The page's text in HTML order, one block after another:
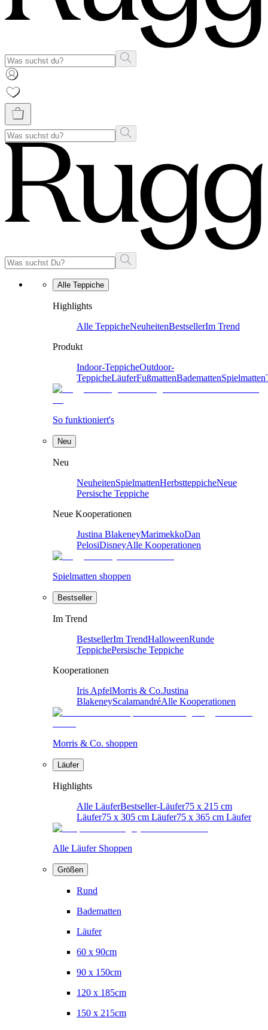
Alle Teppiche
Highlights
Alle TeppicheNeuheitenBestsellerIm Trend
Produkt
Indoor-TeppicheOutdoor-
TeppicheLäuferFußmattenBademattenSpielmatten
So funktioniert's
Neu
Neu
NeuheitenSpielmattenHerbstteppicheNeue
Persische Teppiche
Neue Kooperationen
Justina BlakeneyMarimekkoDan
PelosiDisneyAlle Kooperationen
Spielmatten shoppen
Bestseller
Im Trend
BestsellerIm TrendHalloweenRunde
TeppichePersische Teppiche
Kooperationen
Iris ApfelMorris & Co.Justina
BlakeneyScalamandréAlle Kooperationen
Morris & Co. shoppen
Läufer
Highlights
Alle LäuferBestseller-Läufer75 x 215 cm
Läufer75 x 305 cm Läufer75 x 365 cm Läufer
Alle Läufer Shoppen
Größen
Rund
Badematten
Läufer
60 x 90cm
90 x 150cm
120 x 185cm
150 x 215cm